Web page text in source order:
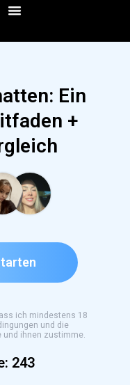
Ein
+
ich mindestens 18
und die
und ihnen zustimme.
243